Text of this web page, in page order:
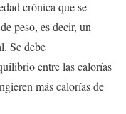
crónica que se
peso, es decir, un
Se debe
entre las calorías
más calorías de